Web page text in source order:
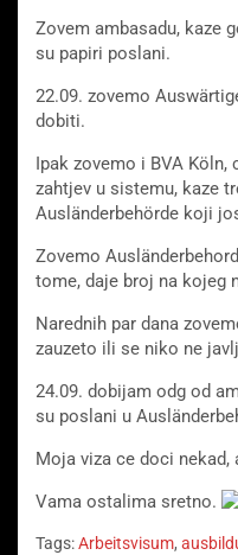
Zovem ambasadu, kaze
su papiri poslani.
22.09. zovemo
dobiti.
Ipak zovemo i BVA
zahtjev u sistemu, kaze
Ausländerbehörde koji
Zovemo
tome, daje broj na kojeg
Narednih par dana
zauzeto ili se niko ne
24.09. dobijam odg od
su poslani u
Moja viza ce doci
Vama ostalima sretno.
Tags:Arbeitsvisum,